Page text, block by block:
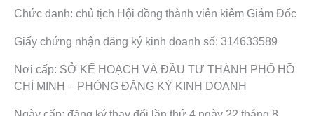
Chức danh: chủ tịch Hội đồng thành viên kiêm Giám Đốc
Giấy chứng nhận đăng ký kinh doanh số: 314633589
Nơi cấp: SỞ KẾ HOẠCH VÀ ĐẦU TƯ THÀNH PHỐ HỒ
CHÍ MINH – PHÒNG ĐĂNG KÝ KINH DOANH